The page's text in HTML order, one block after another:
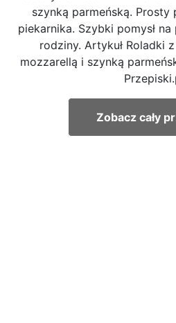
szynką parmeńską.
piekarnika. Szybki pomysł
rodziny. Artykuł Roladki
mozzarellą i szynką
Zobacz cały